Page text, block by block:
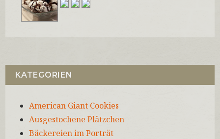
KATEGORIEN
American Giant Cookies
Ausgestochene Plätzchen
Bäckereien im Porträt